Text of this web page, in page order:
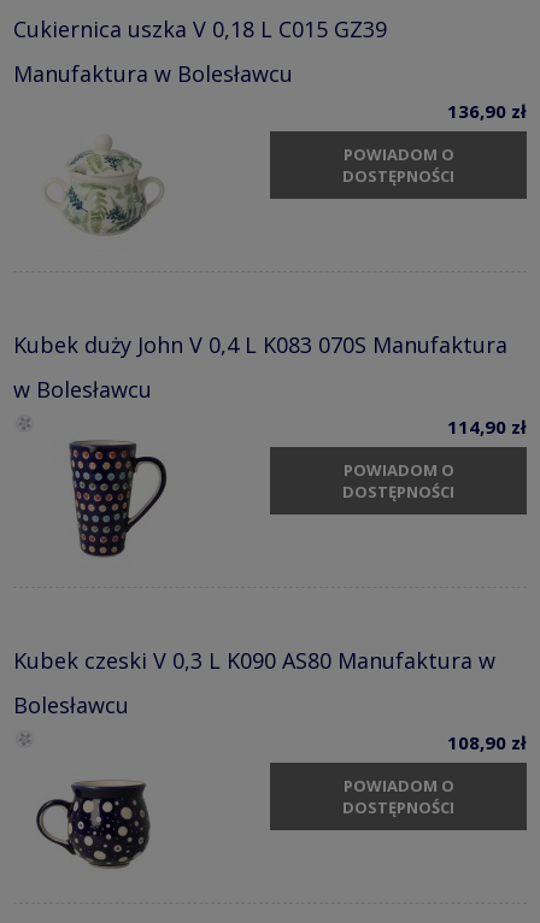
Cukiernica uszka V 0,18 L C015 GZ39
Manufaktura w Bolesławcu
136,90 zł
POWIADOM O
DOSTĘPNOŚCI
Kubek duży John V 0,4 L K083 070S Manufaktura
w Bolesławcu
114,90 zł
POWIADOM O
DOSTĘPNOŚCI
Kubek czeski V 0,3 L K090 AS80 Manufaktura w
Bolesławcu
108,90 zł
POWIADOM O
DOSTĘPNOŚCI